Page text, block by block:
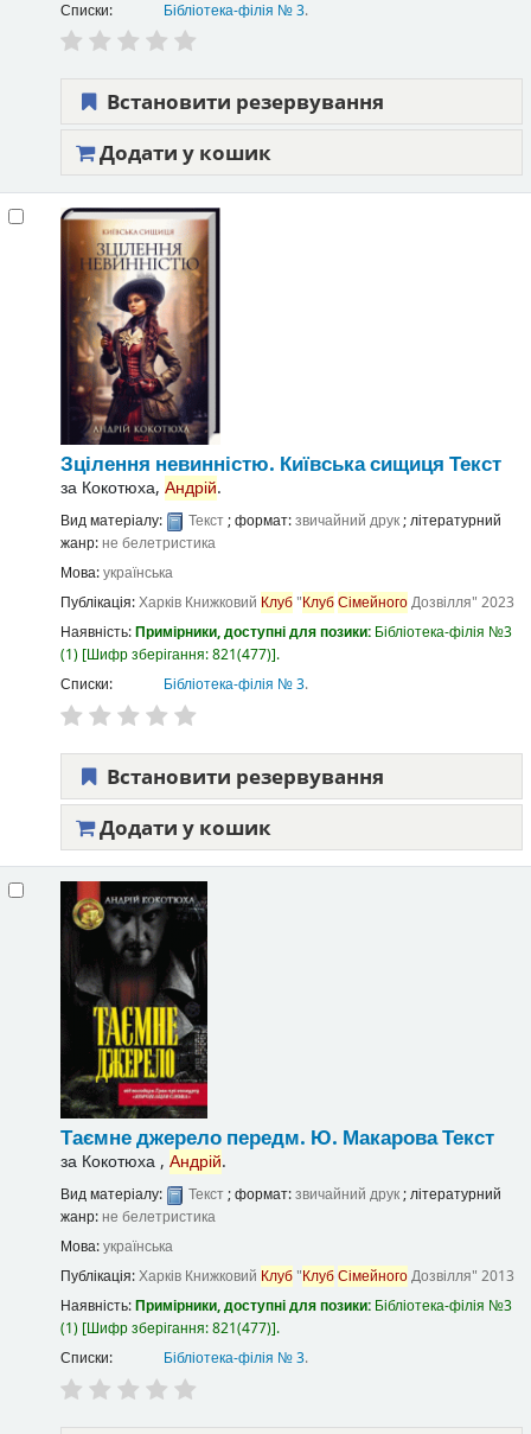
Списки:
Бібліотека-філія № 3.
Встановити резервування
Додати у кошик
Зцілення невинністю. Київська сищиця Текст
за Кокотюха, Андрій.
Вид матеріалу: Текст; формат:звичайний друк; літературний
жанр:не белетристика
Мова:українська
Публікація:Харків Книжковий Клуб"КлубСімейногоДозвілля" 2023
Наявність:Примірники, доступні для позики: Бібліотека-філія №3
(1) Шифр зберігання:821(477) .
Списки:
Бібліотека-філія № 3.
Встановити резервування
Додати у кошик
Таємне джерело передм. Ю. МакароваТекст
за Кокотюха , Андрій.
Вид матеріалу: Текст; формат:звичайний друк; літературний
жанр: не белетристика
Мова:українська
Публікація:Харків Книжковий Клуб"КлубСімейногоДозвілля" 2013
Наявність:Примірники, доступні для позики: Бібліотека-філія №3
(1) Шифр зберігання:821(477) .
Списки:
Бібліотека-філія № 3.